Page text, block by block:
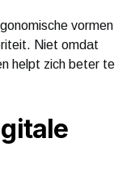
vormen
Niet omdat
helpt zich beter te